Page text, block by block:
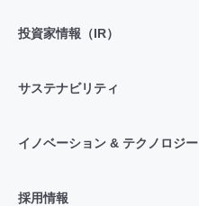
投資家情報（IR）
サステナビリティ
イノベーション & テクノロジー
採用情報